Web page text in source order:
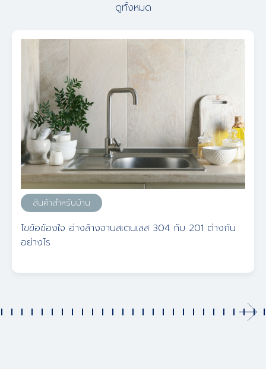
ดูทั้งหมด
สินค้าสำหรับบ้าน
ไขข้อข้องใจ อ่างล้างจานสเตนเลส 304 กับ 201 ต่างกัน
อย่างไร